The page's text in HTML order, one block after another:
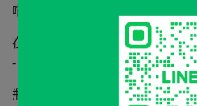
嚐更多、聞到更多、體驗更多。
在這款杯子中，我們對原始
- 我們在 Sense 眼鏡中也採用了這
瓶身稍寬，頸部稍窄，從而透